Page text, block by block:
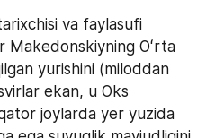
va faylasufi
Makedonskiyning Oʻrta
yurishini (miloddan
ekan, u Oks
joylarda yer yuzida